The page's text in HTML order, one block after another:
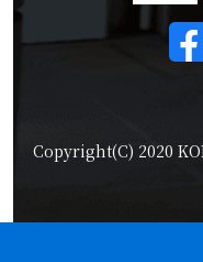
Copyright(C) 2020